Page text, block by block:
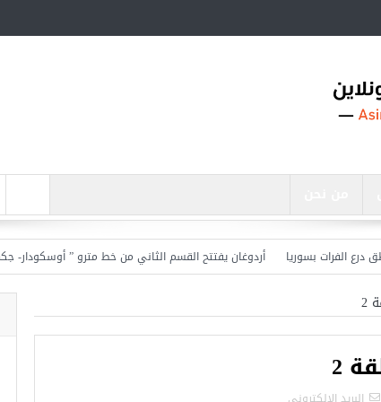
أردوغان يفتتح القسم الثاني من خط مترو ” أوسكودار- جكمة
2